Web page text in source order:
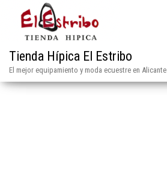
Tienda Hípica El Estribo
El mejor equipamiento y moda ecuestre en Alicante